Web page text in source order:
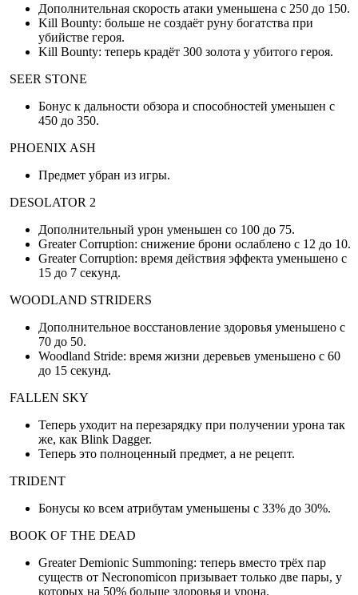
Дополнительная скорость атаки уменьшена с 250 до 150.
Kill Bounty: больше не создаёт руну богатства при
убийстве героя.
Kill Bounty: теперь крадёт 300 золота у убитого героя.
SEER STONE
Бонус к дальности обзора и способностей уменьшен с
450 до 350.
PHOENIX ASH
Предмет убран из игры.
DESOLATOR 2
Дополнительный урон уменьшен со 100 до 75.
Greater Corruption: снижение брони ослаблено с 12 до 10.
Greater Corruption: время действия эффекта уменьшено с
15 до 7 секунд.
WOODLAND STRIDERS
Дополнительное восстановление здоровья уменьшено с
70 до 50.
Woodland Stride: время жизни деревьев уменьшено с 60
до 15 секунд.
FALLEN SKY
Теперь уходит на перезарядку при получении урона так
же, как Blink Dagger.
Теперь это полноценный предмет, а не рецепт.
TRIDENT
Бонусы ко всем атрибутам уменьшены с 33% до 30%.
BOOK OF THE DEAD
Greater Demionic Summoning: теперь вместо трёх пар
существ от Necronomicon призывает только две пары, у
которых на 50% больше здоровья и урона.